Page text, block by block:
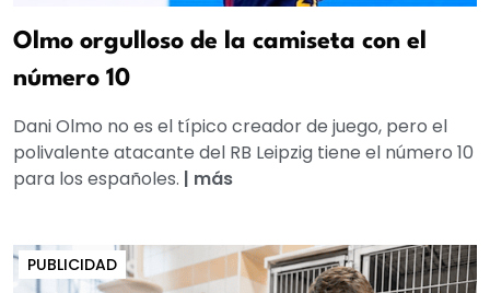
Olmo orgulloso de la camiseta con el
número 10
Dani Olmo no es el típico creador de juego, pero el
polivalente atacante del RB Leipzig tiene el número 10
para los españoles. | más
PUBLICIDAD